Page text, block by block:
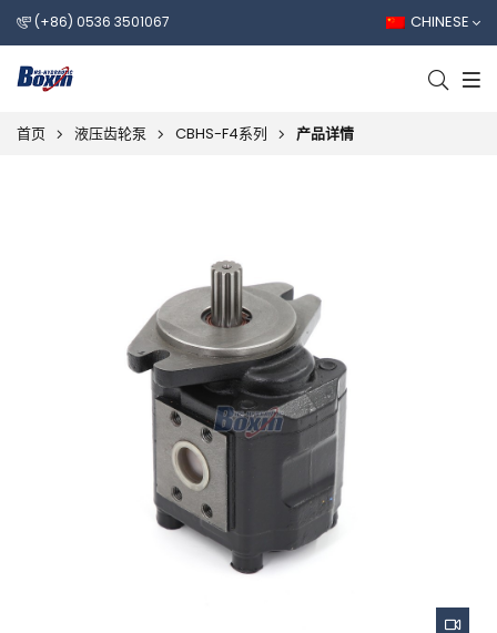
(+86) 0536 3501067 CHINESE
首页 液压齿轮泵 CBHS-F4系列 产品详情